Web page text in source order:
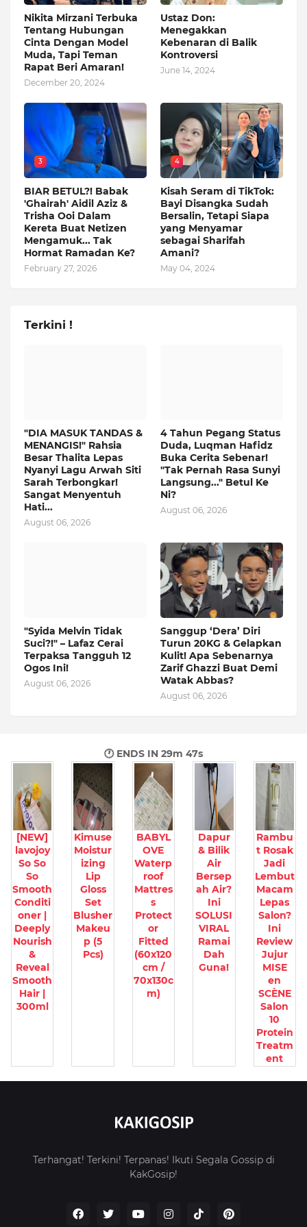
Nikita Mirzani Terbuka
Tentang Hubungan
Cinta Dengan Model
Muda, Tapi Teman
Rapat Beri Amaran!
December 20, 2024
Ustaz Don:
Menegakkan
Kebenaran di Balik
Kontroversi
June 14, 2024
3
BIAR BETUL?! Babak
'Ghairah' Aidil Aziz &
Trisha Ooi Dalam
Kereta Buat Netizen
Mengamuk... Tak
Hormat Ramadan Ke?
February 27, 2026
4
Kisah Seram di TikTok:
Bayi Disangka Sudah
Bersalin, Tetapi Siapa
yang Menyamar
sebagai Sharifah
Amani?
May 04, 2024
Terkini !
"DIA MASUK TANDAS &
MENANGIS!" Rahsia
Besar Thalita Lepas
Nyanyi Lagu Arwah Siti
Sarah Terbongkar!
Sangat Menyentuh
Hati...
August 06, 2026
4 Tahun Pegang Status
Duda, Luqman Hafidz
Buka Cerita Sebenar!
"Tak Pernah Rasa Sunyi
Langsung..." Betul Ke
Ni?
August 06, 2026
"Syida Melvin Tidak
Suci?!" – Lafaz Cerai
Terpaksa Tangguh 12
Ogos Ini!
August 06, 2026
Sanggup ‘Dera’ Diri
Turun 20KG & Gelapkan
Kulit! Apa Sebenarnya
Zarif Ghazzi Buat Demi
Watak Abbas?
August 06, 2026
🕐 ENDS IN 29m 46s
[NEW]
lavojoy
So So
So
Smooth
Conditi
oner |
Deeply
Nourish
&
Reveal
Smooth
Hair |
300ml
Kimuse
Moistur
izing
Lip
Gloss
Set
Blusher
Makeu
p (5
Pcs)
BABYL
OVE
Waterp
roof
Mattres
s
Protect
or
Fitted
(60x120
cm /
70x130c
m)
Dapur
& Bilik
Air
Bersep
ah Air?
Ini
SOLUSI
VIRAL
Ramai
Dah
Guna!
Rambu
t Rosak
Jadi
Lembut
Macam
Lepas
Salon?
Ini
Review
Jujur
MISE
en
SCÈNE
Salon
10
Protein
Treatm
ent
Terhangat! Terkini! Terpanas! Ikuti Segala Gossip di
KakGosip!